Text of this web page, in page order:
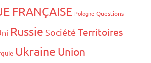
FRANÇAISE Pologne Questions
Russie Société Territoires
Ukraine Union